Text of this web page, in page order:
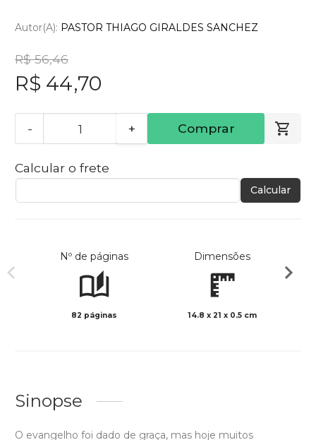
Autor(a): PASTOR THIAGO GIRALDES SANCHEZ
R$ 56,46
R$ 44,70
- + Comprar
Calcular o frete
Calcular
Nº de páginas
82 páginas
Dimensões
14.8 x 21 x 0.5 cm
Sinopse
O evangelho foi dado de graça, mas hoje muitos